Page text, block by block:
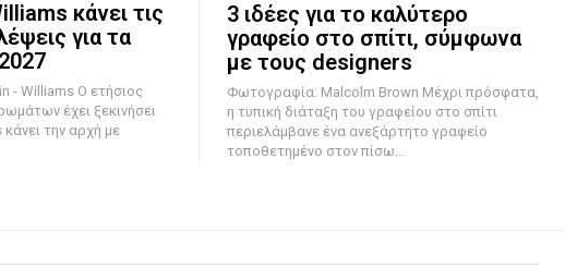
κάνει τις
για τα
Ο ετήσιος
έχει ξεκινήσει
την αρχή με
3 ιδέες για το καλύτερο
γραφείο στο σπίτι, σύμφωνα
με τους designers
Φωτογραφία: Malcolm Brown Μέχρι πρόσφατα,
η τυπική διάταξη του γραφείου στο σπίτι
περιελάμβανε ένα ανεξάρτητο γραφείο
τοποθετημένο στον πίσω...